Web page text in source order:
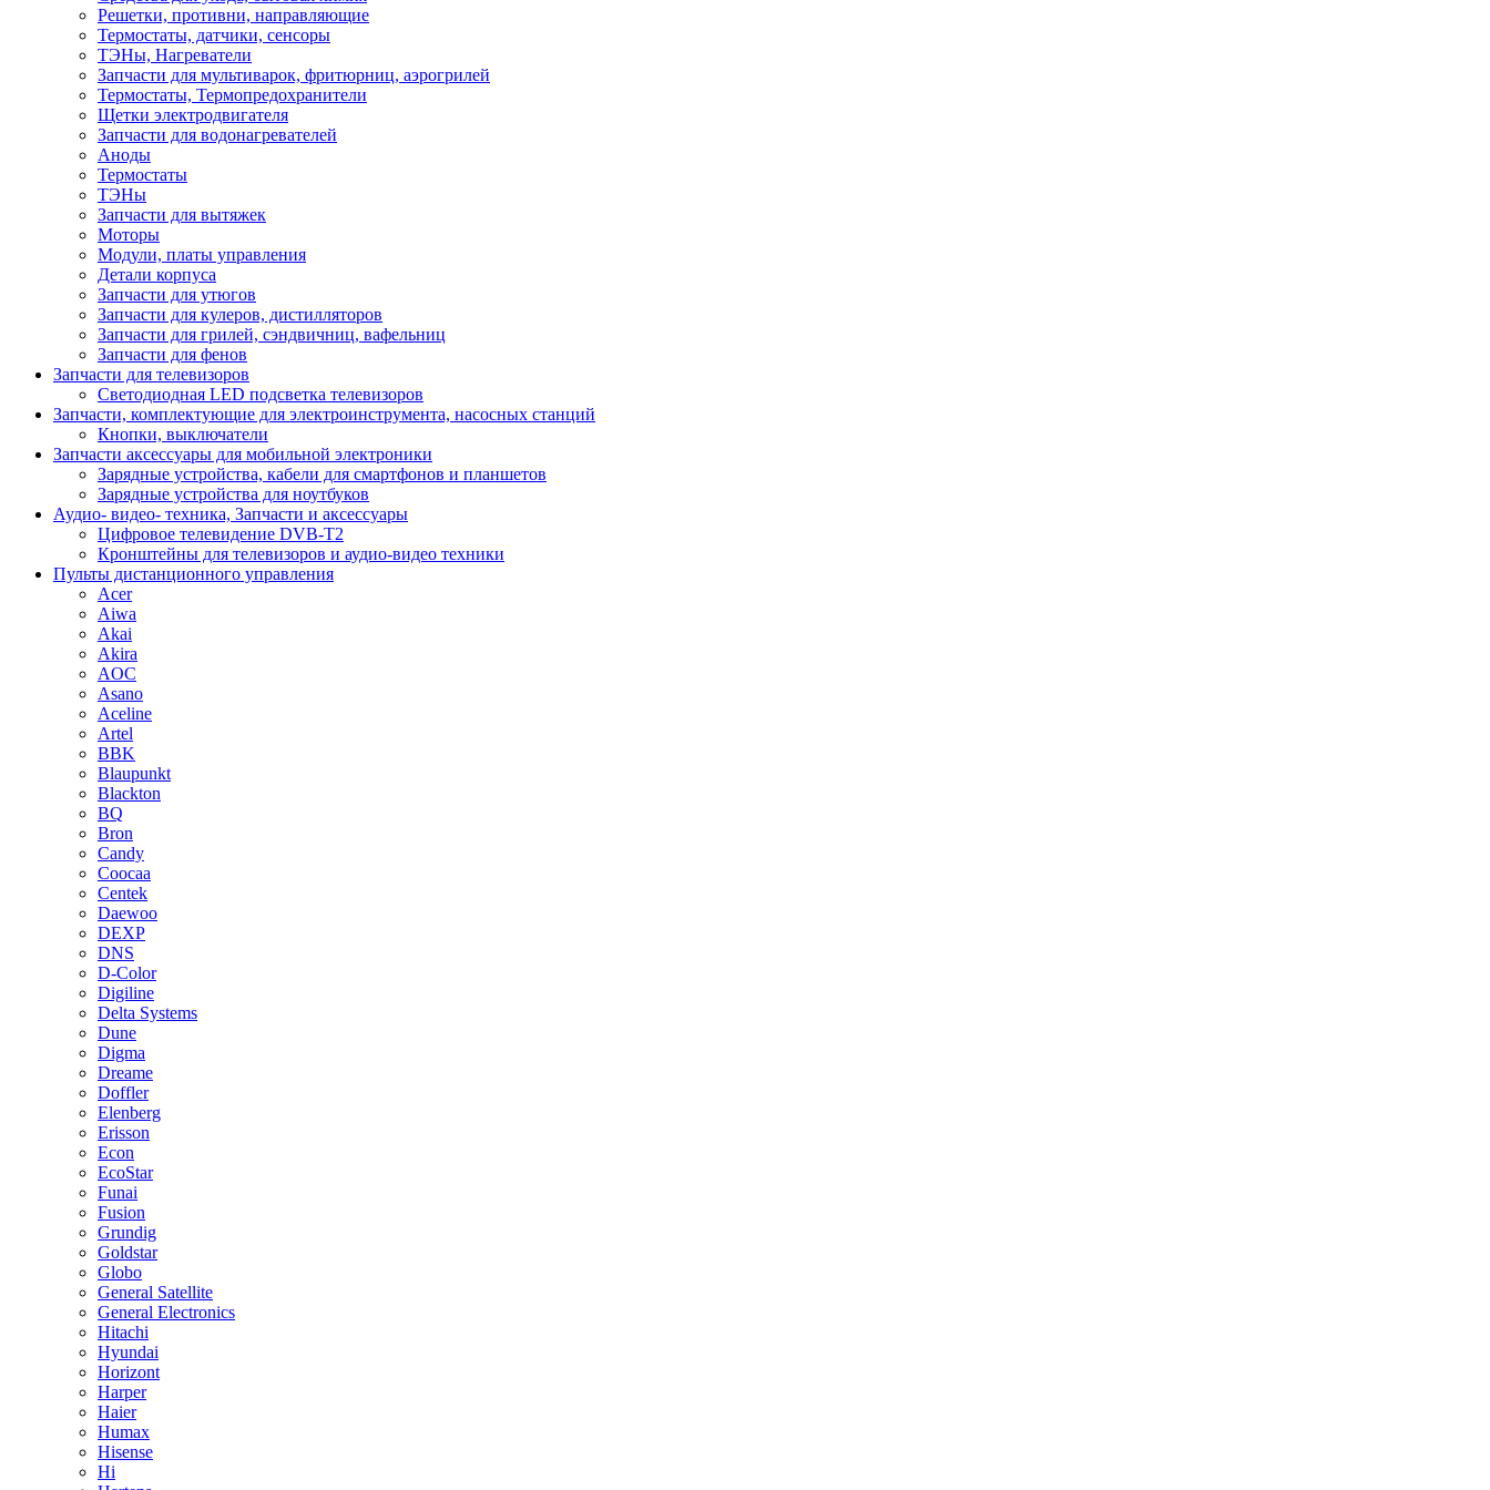
Решетки, противни, направляющие
Термостаты, датчики, сенсоры
ТЭНы, Нагреватели
Запчасти для мультиварок, фритюрниц, аэрогрилей
Термостаты, Термопредохранители
Щетки электродвигателя
Запчасти для водонагревателей
Аноды
Термостаты
ТЭНы
Запчасти для вытяжек
Моторы
Модули, платы управления
Детали корпуса
Запчасти для утюгов
Запчасти для кулеров, дистилляторов
Запчасти для грилей, сэндвичниц, вафельниц
Запчасти для фенов
Запчасти для телевизоров
Светодиодная LED подсветка телевизоров
Запчасти, комплектующие для электроинструмента, насосных станций
Кнопки, выключатели
Запчасти аксессуары для мобильной электроники
Зарядные устройства, кабели для смартфонов и планшетов
Зарядные устройства для ноутбуков
Аудио- видео- техника, Запчасти и аксессуары
Цифровое телевидение DVB-T2
Кронштейны для телевизоров и аудио-видео техники
Пульты дистанционного управления
Acer
Aiwa
Akai
Akira
AOC
Asano
Aceline
Artel
BBK
Blaupunkt
Blackton
BQ
Bron
Candy
Coocaa
Centek
Daewoo
DEXP
DNS
D-Color
Digiline
Delta Systems
Dune
Digma
Dreame
Doffler
Elenberg
Erisson
Econ
EcoStar
Funai
Fusion
Grundig
Goldstar
Globo
General Satellite
General Electronics
Hitachi
Hyundai
Horizont
Harper
Haier
Humax
Hisense
Hi